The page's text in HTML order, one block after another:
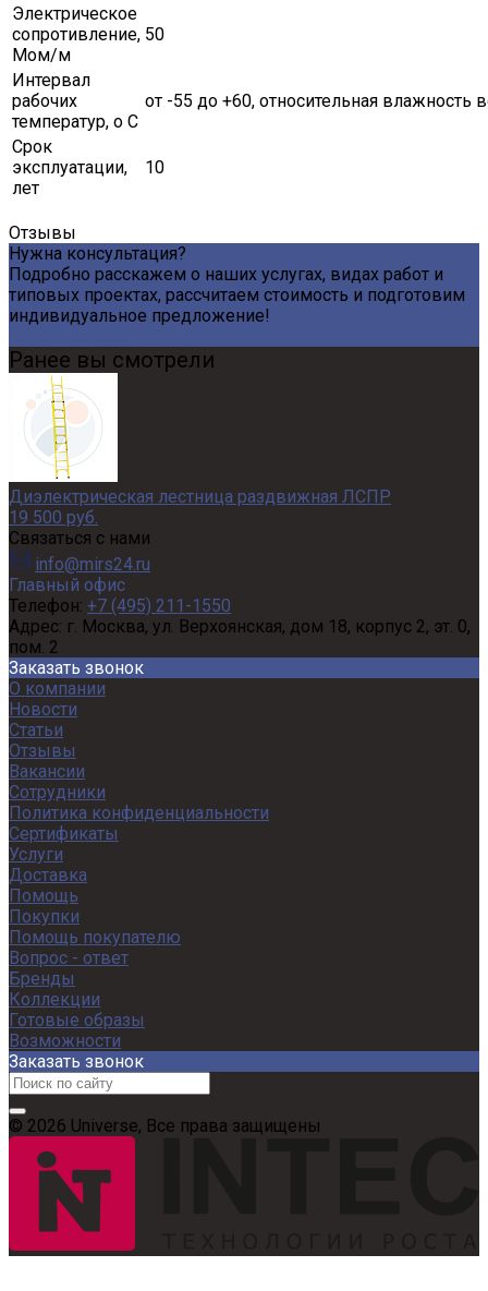
Электрическое
сопротивление,
Мом/м
50
Интервал
рабочих
температур, о С
от -55 до +60, относительная влажность
Срок
эксплуатации,
лет
10
Отзывы
Нужна консультация?
Подробно расскажем о наших услугах, видах работ и
типовых проектах, рассчитаем стоимость и подготовим
индивидуальное предложение!
Ранее вы смотрели
Диэлектрическая лестница раздвижная ЛСПР
19 500 руб.
Связаться с нами
info@mirs24.ru
Главный офис
Телефон: +7 (495) 211-1550
Адрес: г. Москва, ул. Верхоянская, дом 18, корпус 2, эт. 0,
пом. 2
Заказать звонок
О компании
Новости
Статьи
Отзывы
Вакансии
Сотрудники
Политика конфиденциальности
Сертификаты
Услуги
Доставка
Помощь
Покупки
Помощь покупателю
Вопрос - ответ
Бренды
Коллекции
Готовые образы
Возможности
Заказать звонок
© 2026 Universe, Все права защищены